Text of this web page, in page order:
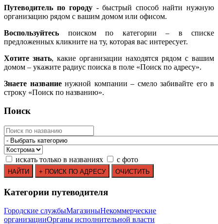
Путеводитель по городу- быстрый способ найти нужную
организацию рядом с вашим домом или офисом.
Воспользуйтесь поиском по категории – в списке
предложенных кликните на ту, которая вас интересует.
Хотите знать, какие организации находятся рядом с вашим
домом – укажите радиус поиска в поле «Поиск по адресу».
Знаете названиенужной компании – смело забивайте его в
строку «Поиск по названию».
Поиск
искать только в названиях с фото
Категории путеводителя
Городские службыМагазиныНекоммерческие
организацииОрганы исполнительной власти